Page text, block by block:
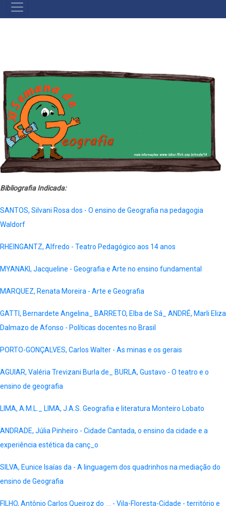
NAVEGAÇÃO
PRINCIPAL
Bibliografia Indicada:
SANTOS, Silvani Rosa dos - O ensino de Geografia na pedagogia
Waldorf
RHEINGANTZ, Alfredo - Teatro Pedagógico aos 14 anos
MYANAKI, Jacqueline - Geografia e Arte no ensino fundamental
MARQUEZ, Renata Moreira - Arte e Geografia
GATTI, Bernardete Angelina_ BARRETO, Elba de Sá_ ANDRÉ, Marli Eliza
Dalmazo de Afonso - Políticas docentes no Brasil
PORTO-GONÇALVES, Carlos Walter - As minas e os gerais
AGUIAR, Valéria Trevizani Burla de_ BURLA, Gustavo - O teatro e o
ensino de geografia
LIMA, A.M.L._ LIMA, J.A.S. Geografia e literatura Monteiro Lobato
ANDRADE, Júlia Pinheiro - Cidade Cantada, o ensino da cidade e a
experiência estética da canç_o
SILVA, Eunice Isaías da - A linguagem dos quadrinhos na mediação do
ensino de Geografia
FILHO, Antônio Carlos Queiroz do _. - Vila-Floresta-Cidade - território e